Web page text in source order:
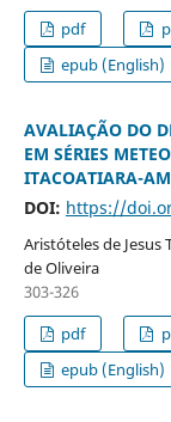
pdf
epub (English)
AVALIAÇÃO DO
EM SÉRIES
ITACOATIARA-AM
DOI: https://
Aristóteles de Jesus
de Oliveira
303-326
pdf
epub (English)